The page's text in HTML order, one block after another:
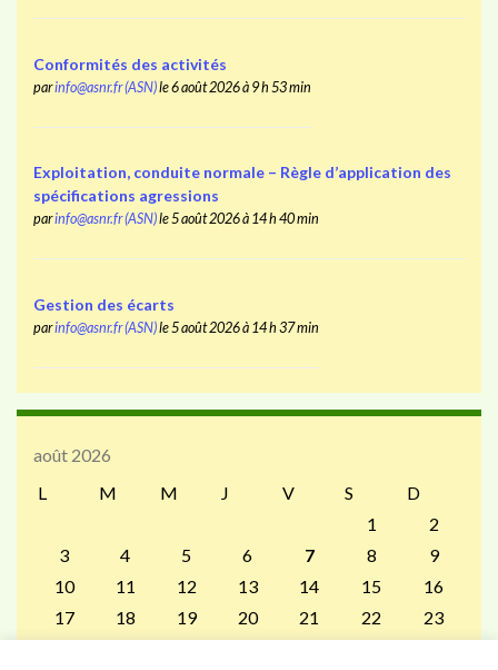
Conformités des activités
parinfo@asnr.fr (ASN)le 6 août 2026 à 9 h 53 min
Exploitation, conduite normale – Règle d’application des
spécifications agressions
parinfo@asnr.fr (ASN)le 5 août 2026 à 14 h 40 min
Gestion des écarts
parinfo@asnr.fr (ASN)le 5 août 2026 à 14 h 37 min
août 2026
L
M M J V S
D
1
2
3
4 5 6 7 8
9
10
11 12 13 14 15
16
17
18 19 20 21 22
23